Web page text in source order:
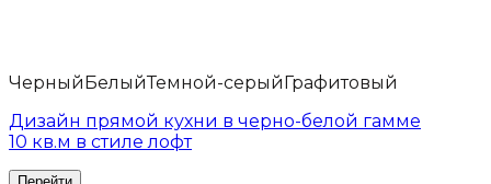
Черный БелыйТемной-серый Графитовый
Дизайн прямой кухни в черно-белой гамме
10 кв.м в стиле лофт